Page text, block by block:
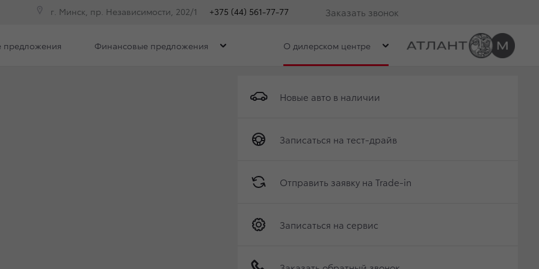
г. Минск, пр. Независимости, 202/1 +375 (44) 561-77-77 Заказать звонок
Получить консультацию по кредиту
Отправить заявку на Trade-in
Записаться на сервис
Заказать обратный звонок
предложения Финансовые предложения О дилерском центре
Новые авто в наличии
Записаться на тест-драйв
Отправить заявку на Trade-in
Записаться на сервис
TOYOTA LAND CRUISER 200